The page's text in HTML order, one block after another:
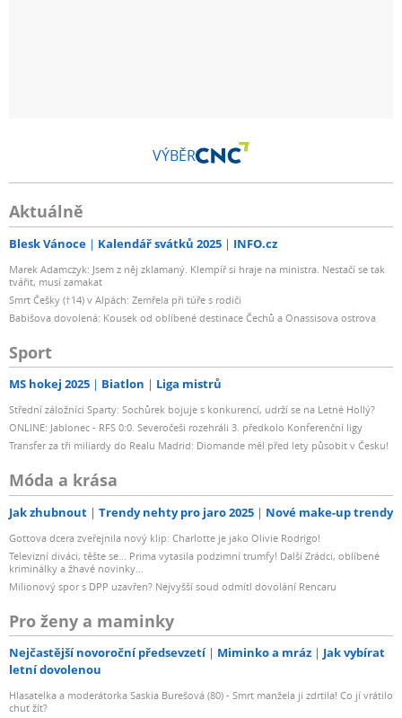
VÝBĚR
Aktuálně
Blesk Vánoce Kalendář svátků 2025 INFO.cz
Marek Adamczyk: Jsem z něj zklamaný. Klempíř si hraje na ministra. Nestačí se tak
tvářit, musí zamakat
Smrt Češky (†14) v Alpách: Zemřela při túře s rodiči
Babišova dovolená: Kousek od oblíbené destinace Čechů a Onassisova ostrova
Sport
MS hokej 2025 Biatlon Liga mistrů
Střední záložníci Sparty: Sochůrek bojuje s konkurencí, udrží se na Letné Hollý?
ONLINE: Jablonec - RFS 0:0. Severočeši rozehráli 3. předkolo Konferenční ligy
Transfer za tři miliardy do Realu Madrid: Diomande měl před lety působit v Česku!
Móda a krása
Jak zhubnout Trendy nehty pro jaro 2025 Nové make-up trendy
Gottova dcera zveřejnila nový klip: Charlotte je jako Olivie Rodrigo!
Televizní diváci, těšte se... Prima vytasila podzimní trumfy! Další Zrádci, oblíbené
kriminálky a žhavé novinky...
Milionový spor s DPP uzavřen? Nejvyšší soud odmítl dovolání Rencaru
Pro ženy a maminky
Nejčastější novoroční předsevzetí Miminko a mráz
Jak vybírat
letní dovolenou
Hlasatelka a moderátorka Saskia Burešová (80) - Smrt manžela ji zdrtila! Co jí vrátilo
chuť žít?